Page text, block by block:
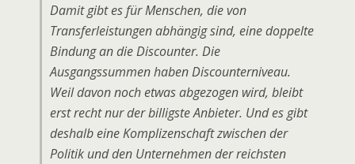
Damit gibt es für Menschen, die von
Transferleistungen abhängig sind, eine doppelte
Bindung an die Discounter. Die
Ausgangssummen haben Discounterniveau.
Weil davon noch etwas abgezogen wird, bleibt
erst recht nur der billigste Anbieter. Und es gibt
deshalb eine Komplizenschaft zwischen der
Politik und den Unternehmen der reichsten